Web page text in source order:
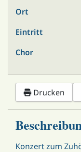
Ort
Eintritt
Chor
Drucken
Konzert zum